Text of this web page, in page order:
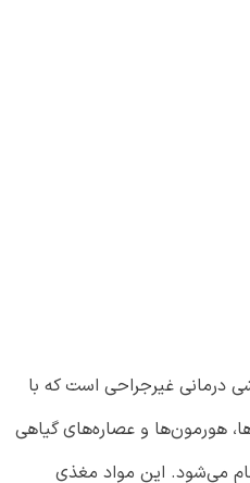
غیرجراحی است که با
و عصاره‌های گیاهی
می‌شود. این مواد مغذی